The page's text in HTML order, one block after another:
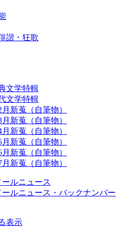
諧・狂歌
文学特輯
文学特輯
月新蒐（自筆物）
月新蒐（自筆物）
月新蒐（自筆物）
月新蒐（自筆物）
月新蒐（自筆物）
月新蒐（自筆物）
ルニュース
ルニュース・バックナンバー
表示